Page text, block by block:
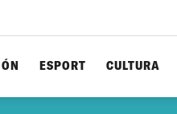
ESPORT CULTURA